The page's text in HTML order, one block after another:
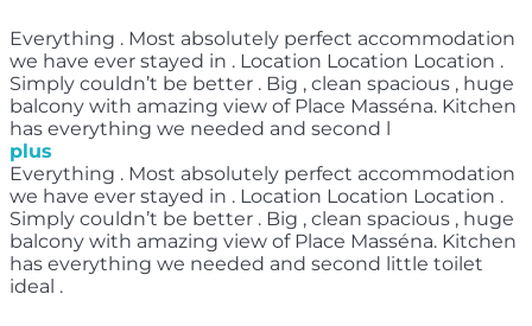
Everything . Most absolutely perfect accommodation
we have ever stayed in . Location Location Location .
Simply couldn’t be better . Big , clean spacious , huge
balcony with amazing view of Place Masséna. Kitchen
has everything we needed and second l
plus
Everything . Most absolutely perfect accommodation
we have ever stayed in . Location Location Location .
Simply couldn’t be better . Big , clean spacious , huge
balcony with amazing view of Place Masséna. Kitchen
has everything we needed and second little toilet
ideal .